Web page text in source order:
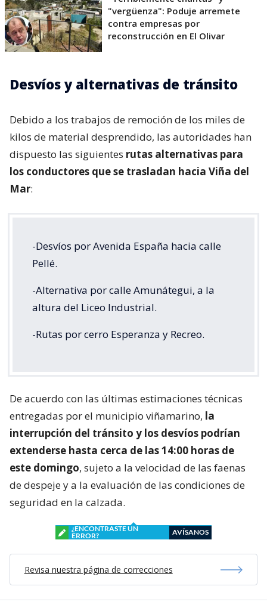
"vergüenza": Poduje arremete
contra empresas por
reconstrucción en El Olivar
Desvíos y alternativas de tránsito
Debido a los trabajos de remoción de los miles de
kilos de material desprendido, las autoridades han
dispuesto las siguientes rutas alternativas para
los conductores que se trasladan hacia Viña del
Mar:
-Desvíos por Avenida España hacia calle
Pellé.
-Alternativa por calle Amunátegui, a la
altura del Liceo Industrial.
-Rutas por cerro Esperanza y Recreo.
De acuerdo con las últimas estimaciones técnicas
entregadas por el municipio viñamarino, la
interrupción del tránsito y los desvíos podrían
extenderse hasta cerca de las 14:00 horas de
este domingo, sujeto a la velocidad de las faenas
de despeje y a la evaluación de las condiciones de
seguridad en la calzada.
¿ENCONTRASTE UN
ERROR?
AVÍSANOS
Revisa nuestra página de correcciones